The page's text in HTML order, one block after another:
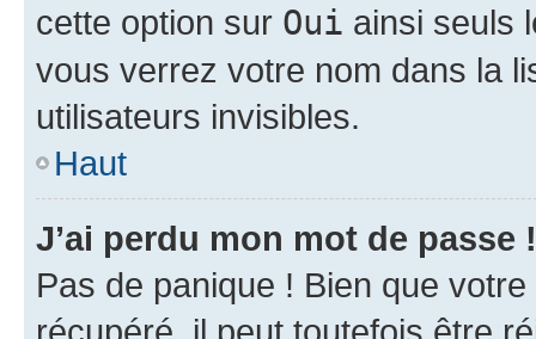
cette option sur Oui ainsi seuls
vous verrez votre nom dans la
utilisateurs invisibles.
Haut
J’ai perdu mon mot de passe !
Pas de panique ! Bien que
récupéré, il peut toutefois être